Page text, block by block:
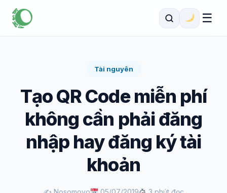
☰
Tài nguyên
Tạo QR Code miễn phí
không cần phải đăng
nhập hay đăng ký tài
khoản